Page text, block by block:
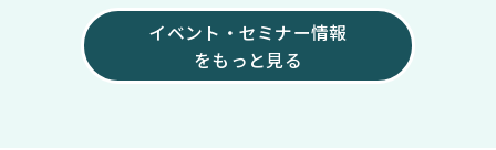
イベント・セミナー情報
をもっと見る